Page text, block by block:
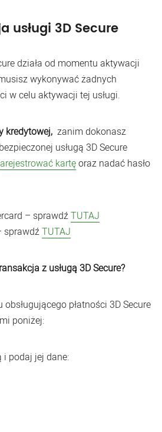
usługi 3D Secure
działa od momentu aktywacji
wykonywać żadnych
w celu aktywacji tej usługi.
kredytowej, zanim dokonasz
usługą 3D Secure
kartęoraz nadać hasło
– sprawdźTUTAJ
sprawdźTUTAJ
z usługą 3D Secure?
płatności 3D Secure
poniżej:
i podaj jej dane: